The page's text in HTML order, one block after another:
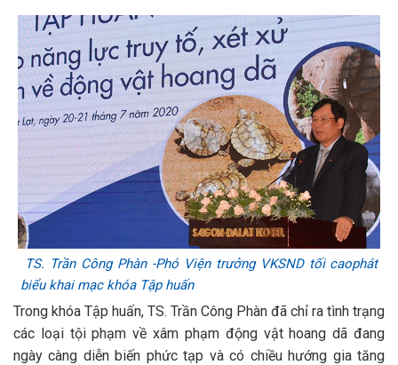
TS. Trần Công Phàn -Phó Viện trưởng VKSND tối caophát
biểu khai mạc khóa Tập huấn
Trong khóa Tập huấn, TS. Trần Công Phàn đã chỉ ra tình trạng
các loại tội phạm về xâm phạm động vật hoang dã đang
ngày càng diễn biến phức tạp và có chiều hướng gia tăng